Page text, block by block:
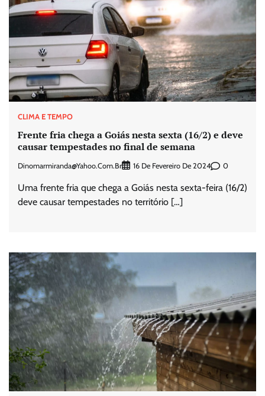
CLIMA E TEMPO
Frente fria chega a Goiás nesta sexta (16/2) e deve
causar tempestades no final de semana
Dinomarmiranda@yahoo.com.br 16 De Fevereiro De 2024 0
Uma frente fria que chega a Goiás nesta sexta-feira (16/2)
deve causar tempestades no território […]